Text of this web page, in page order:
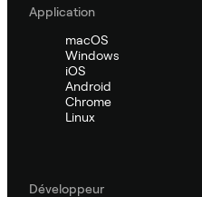
Application
macOS
Windows
iOS
Android
Chrome
Linux
Développeur